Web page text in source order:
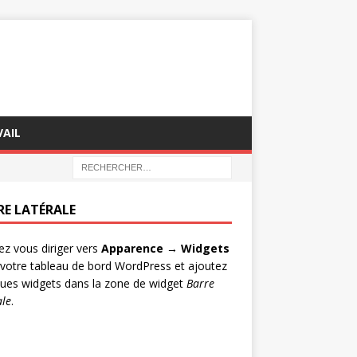
LATÉRALE
vous diriger vers Apparence → Widgets
tableau de bord WordPress et ajoutez
widgets dans la zone de widget Barre
.